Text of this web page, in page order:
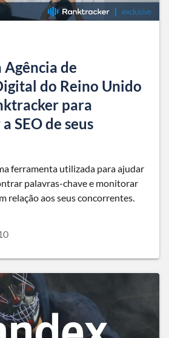
de
do Reino Unido
para
SEO de seus
ferramenta utilizada para ajudar
palavras-chave e monitorar
relação aos seus concorrentes.